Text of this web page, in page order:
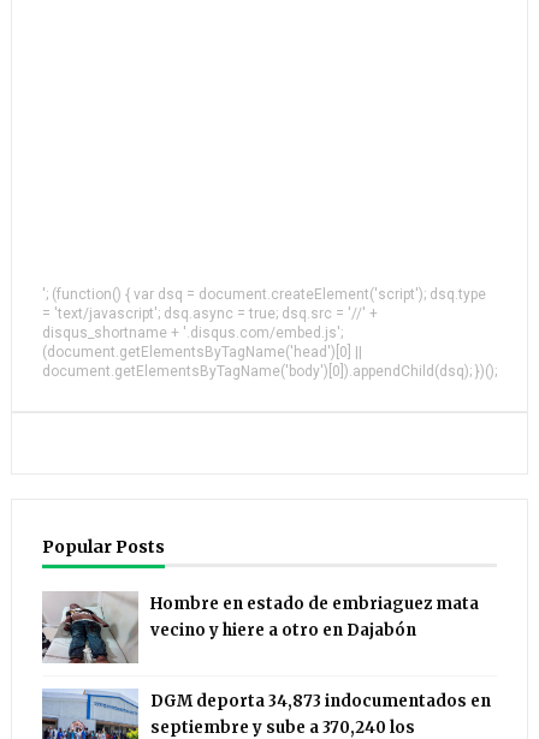
'; (function() { var dsq = document.createElement('script'); dsq.type
= 'text/javascript'; dsq.async = true; dsq.src = '//' +
disqus_shortname + '.disqus.com/embed.js';
(document.getElementsByTagName('head')[0] ||
document.getElementsByTagName('body')[0]).appendChild(dsq); })();
Popular Posts
Hombre en estado de embriaguez mata
vecino y hiere a otro en Dajabón
DGM deporta 34,873 indocumentados en
septiembre y sube a 370,240 los